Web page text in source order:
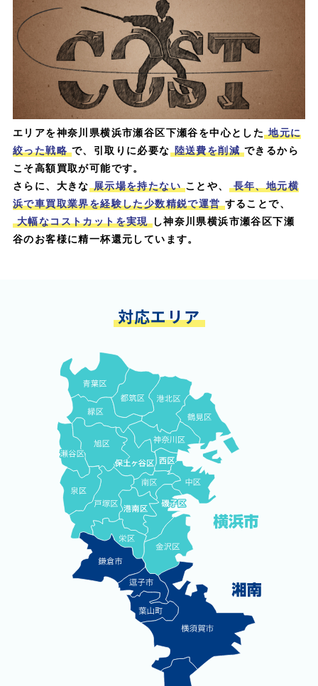
エリアを神奈川県横浜市瀬谷区下瀬谷を中心とした 地元に
絞った戦略 で、引取りに必要な 陸送費を削減 できるから
こそ高額買取が可能です。
さらに、大きな 展示場を持たない ことや、
長年、地元横
浜で車買取業界を経験した少数精鋭で運営 することで、
大幅なコストカットを実現 し神奈川県横浜市瀬谷区下瀬
谷のお客様に精一杯還元しています。
対応エリア